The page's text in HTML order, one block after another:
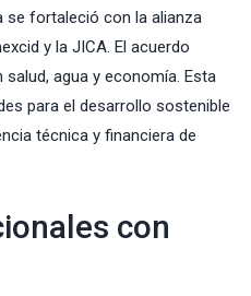
se fortaleció con la alianza
y la JICA. El acuerdo
agua y economía. Esta
para el desarrollo sostenible
técnica y financiera de
con